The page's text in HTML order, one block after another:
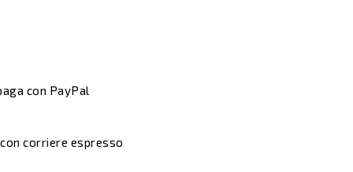
con PayPal
corriere espresso